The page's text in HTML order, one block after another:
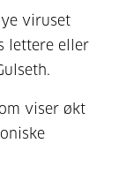
viruset
lettere eller
viser økt